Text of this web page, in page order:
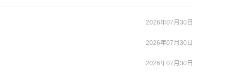
2026年07月30日
2026年07月30日
2026年07月30日